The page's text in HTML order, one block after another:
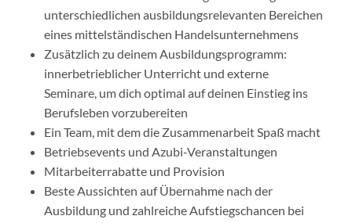
unterschiedlichen ausbildungsrelevanten Bereichen
eines mittelständischen Handelsunternehmens
Zusätzlich zu deinem Ausbildungsprogramm:
innerbetrieblicher Unterricht und externe
Seminare, um dich optimal auf deinen Einstieg ins
Berufsleben vorzubereiten
Ein Team, mit dem die Zusammenarbeit Spaß macht
Betriebsevents und Azubi-Veranstaltungen
Mitarbeiterrabatte und Provision
Beste Aussichten auf Übernahme nach der
Ausbildung und zahlreiche Aufstiegschancen bei